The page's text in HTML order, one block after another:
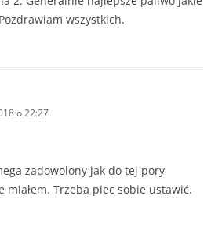
wszystkich.
o 22:27
zadowolony jak do tej pory
miałem. Trzeba piec sobie ustawić.